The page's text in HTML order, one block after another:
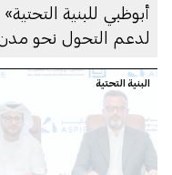
أبوظبي للبنية التحتية»
لدعم التحول نحو مدن
البنية التحتية